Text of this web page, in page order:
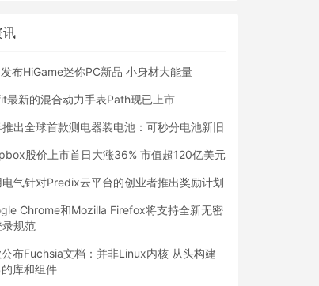
讯
布HiGame迷你PC新品 小身材大能量
最新的混合动力手表Path现已上市
出全球首款测电器装电池：可秒分电池新旧
股价上市首日大涨36% 市值超120亿美元
电气针对Predix云平台的创业者推出奖励计划
Chrome和Mozilla Firefox将支持全新无密
规范
布Fuchsia文档：并非Linux内核 从头构建
的库和组件